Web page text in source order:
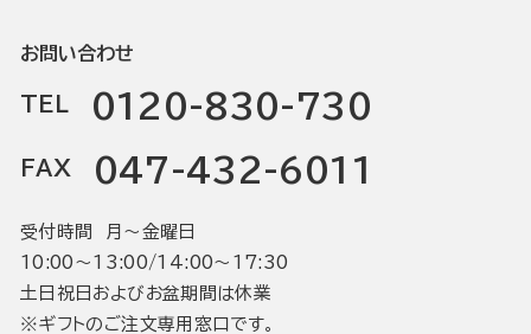
お問い合わせ
TEL 0120-830-730
FAX 047-432-6011
受付時間 月〜金曜日
10:00〜13:00/14:00〜17:30
土日祝日およびお盆期間は休業
※ギフトのご注文専用窓口です。